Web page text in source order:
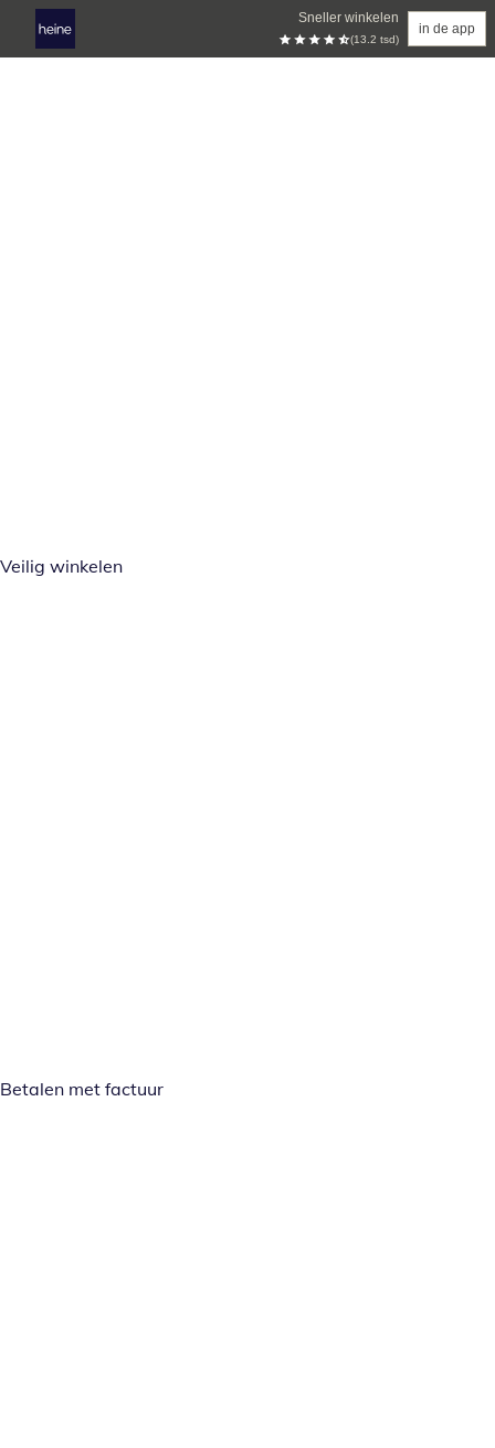
Sneller winkelen
(13.2 tsd)
in de app
Veilig winkelen
Betalen met factuur